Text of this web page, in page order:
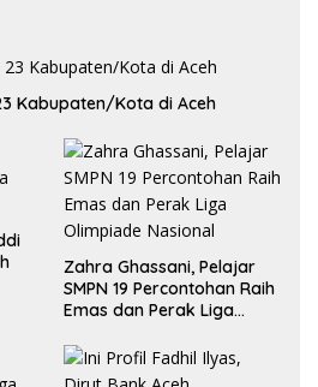
Kabupaten/Kota di Aceh
Zahra Ghassani, Pelajar
SMPN 19 Percontohan Raih
Emas dan Perak Liga